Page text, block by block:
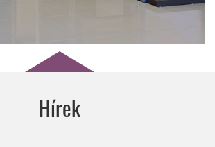
TERMÉKEK
Hírek